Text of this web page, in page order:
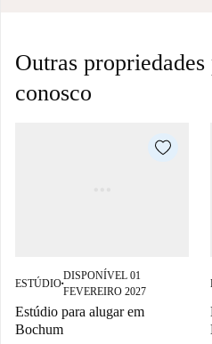
Outras
conosco
ESTÚDIO■
DISPONÍVEL 01
FEVEREIRO 2027
Estúdio para alugar em
Bochum